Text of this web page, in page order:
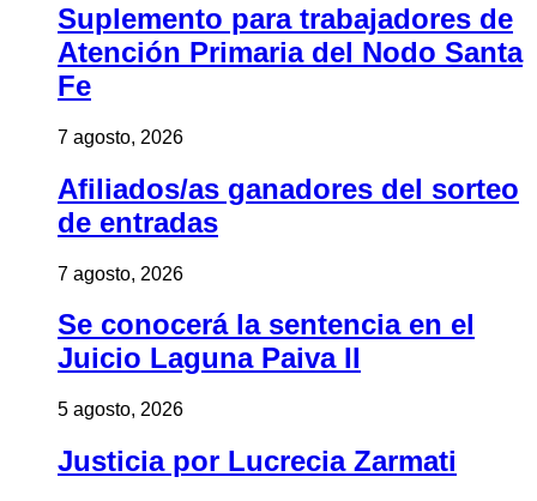
Suplemento para trabajadores de
Atención Primaria del Nodo Santa
Fe
7 agosto, 2026
Afiliados/as ganadores del sorteo
de entradas
7 agosto, 2026
Se conocerá la sentencia en el
Juicio Laguna Paiva II
5 agosto, 2026
Justicia por Lucrecia Zarmati